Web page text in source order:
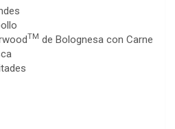
TM de Bolognesa con Carne